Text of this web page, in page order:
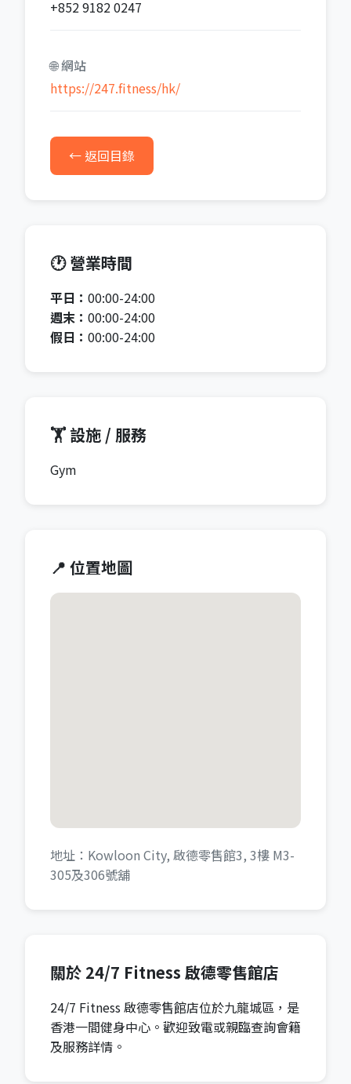
+852 9182 0247
🌐 網站
https://247.fitness/hk/
← 返回目錄
🕐 營業時間
平日： 00:00-24:00
週末： 00:00-24:00
假日： 00:00-24:00
🏋️ 設施 / 服務
Gym
📍 位置地圖
地址：Kowloon City, 啟德零售館3, 3樓 M3-
305及306號舖
關於 24/7 Fitness 啟德零售館店
24/7 Fitness 啟德零售館店位於九龍城區，是
香港一間健身中心。歡迎致電或親臨查詢會籍
及服務詳情。